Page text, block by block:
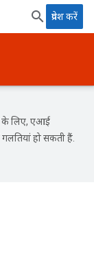
प्रवेश करें
के लिए, एआई
हो सकती हैं.